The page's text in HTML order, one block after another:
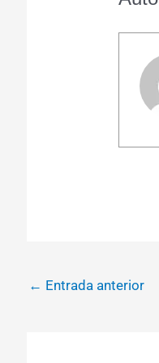
← Entrada anterior